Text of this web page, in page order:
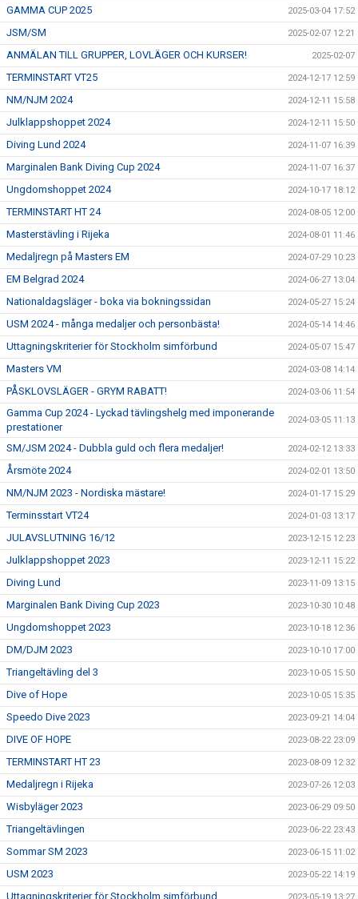
GAMMA CUP 2025 2025-03-04 17:52
JSM/SM 2025-02-07 12:21
ANMÄLAN TILL GRUPPER, LOVLÄGER OCH KURSER! 2025-02-07
TERMINSTART VT25 2024-12-17 12:59
NM/NJM 2024 2024-12-11 15:58
Julklappshoppet 2024 2024-12-11 15:50
Diving Lund 2024 2024-11-07 16:39
Marginalen Bank Diving Cup 2024 2024-11-07 16:37
Ungdomshoppet 2024 2024-10-17 18:12
TERMINSTART HT 24 2024-08-05 12:00
Masterstävling i Rijeka 2024-08-01 11:46
Medaljregn på Masters EM 2024-07-29 10:23
EM Belgrad 2024 2024-06-27 13:04
Nationaldagsläger - boka via bokningssidan 2024-05-27 15:24
USM 2024 - många medaljer och personbästa! 2024-05-14 14:46
Uttagningskriterier för Stockholm simförbund 2024-05-07 15:47
Masters VM 2024-03-08 14:14
PÅSKLOVSLÄGER - GRYM RABATT! 2024-03-06 11:54
Gamma Cup 2024 - Lyckad tävlingshelg med imponerande
prestationer
2024-03-05 11:13
SM/JSM 2024 - Dubbla guld och flera medaljer! 2024-02-12 13:33
Årsmöte 2024 2024-02-01 13:50
NM/NJM 2023 - Nordiska mästare! 2024-01-17 15:29
Terminsstart VT24 2024-01-03 13:17
JULAVSLUTNING 16/12 2023-12-15 12:23
Julklappshoppet 2023 2023-12-11 15:22
Diving Lund 2023-11-09 13:15
Marginalen Bank Diving Cup 2023 2023-10-30 10:48
Ungdomshoppet 2023 2023-10-18 12:36
DM/DJM 2023 2023-10-10 17:00
Triangeltävling del 3 2023-10-05 15:50
Dive of Hope 2023-10-05 15:35
Speedo Dive 2023 2023-09-21 14:04
DIVE OF HOPE 2023-08-22 23:09
TERMINSTART HT 23 2023-08-09 12:32
Medaljregn i Rijeka 2023-07-26 12:03
Wisbyläger 2023 2023-06-29 09:50
Triangeltävlingen 2023-06-22 23:43
Sommar SM 2023 2023-06-15 11:02
USM 2023 2023-05-22 14:19
Uttagningskriterier för Stockholm simförbund